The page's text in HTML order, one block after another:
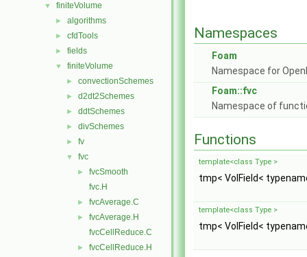
▼ finiteVolume
► algorithms
► cfdTools
► fields
▼ finiteVolume
► convectionSchemes
► d2dt2Schemes
► ddtSchemes
► divSchemes
► fv
▼ fvc
►
fvcSmooth
fvc.H
► fvcAverage.C
►
fvcAverage.H
fvcCellReduce.C
► fvcCellReduce.H
Namespaces
Foam
Namespace for
Foam::fvc
Namespace of
Functions
template<class Type >
tmp< VolField<
template<class Type >
tmp< VolField<